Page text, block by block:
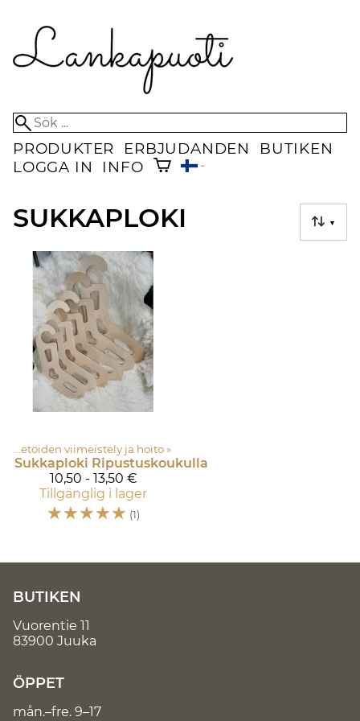
PRODUKTER ERBJUDANDEN
BUTIKEN
LOGGA IN
INFO
▼
SUKKAPLOKI
Neuletöiden viimeistely ja hoito ‪»
Sukkaploki Ripustuskoukulla
10,50 - 13,50 €
Tillgänglig i lager
☆☆☆☆☆ (1)
BUTIKEN
Vuorentie 11
83900 Juuka
ÖPPET
mån.–fre. 9–17